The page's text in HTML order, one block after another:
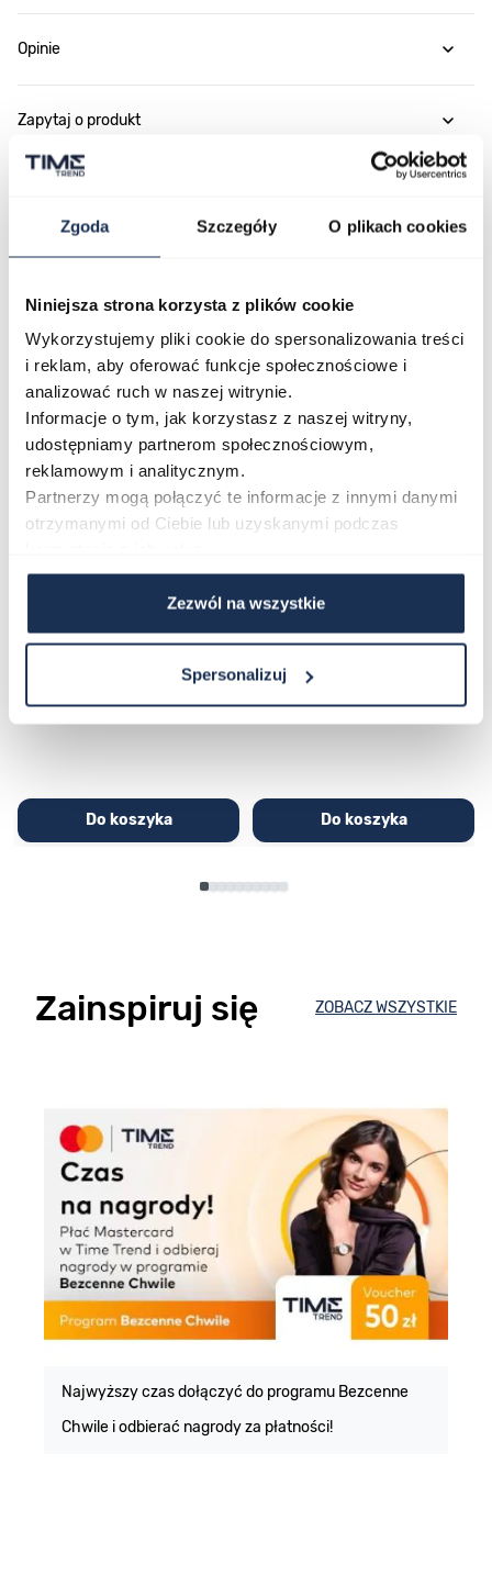
Zgoda Szczegóły O plikach cookies
Niniejsza strona korzysta z plików cookie
Wykorzystujemy pliki cookie do spersonalizowania treści
i reklam, aby oferować funkcje społecznościowe i
analizować ruch w naszej witrynie.
Informacje o tym, jak korzystasz z naszej witryny,
udostępniamy partnerom społecznościowym,
reklamowym i analitycznym.
Partnerzy mogą połączyć te informacje z innymi danymi
otrzymanymi od Ciebie lub uzyskanymi podczas
Zezwól na wszystkie
Spersonalizuj
Opinie
Zapytaj o produkt
Najczęściej kupowane
Poruszanie się po elementach karuzeli jest możliwe za pomocą
Naciśnij, aby pominąć karuzelę
Naciśnij, aby przejść do nawigacji karuzeli
1AVEF
251,00 zł279,00 zł
Do koszyka
9DMQYES
296,00 zł329,00 zł
Do koszyka
Zainspiruj się ZOBACZ WSZYSTKIE
Najwyższy czas dołączyć do programu Bezcenne
Chwile i odbierać nagrody za płatności!